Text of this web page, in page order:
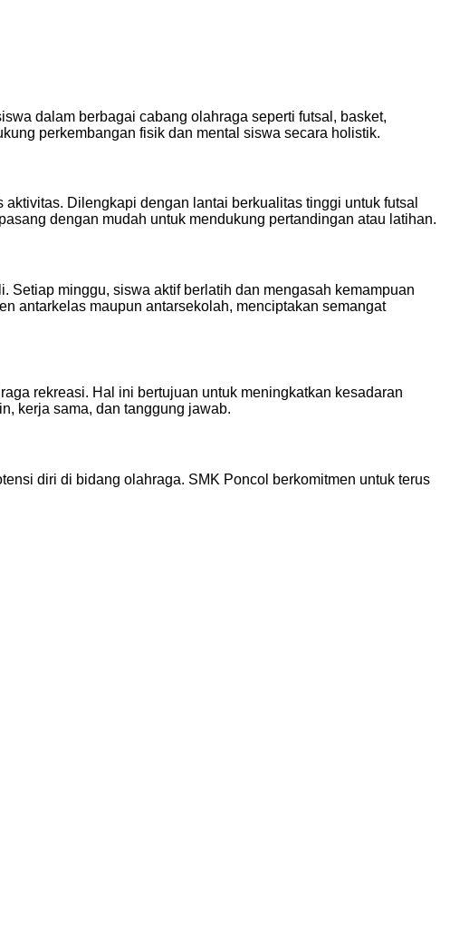
dalam berbagai cabang olahraga seperti futsal, basket,
perkembangan fisik dan mental siswa secara holistik.
Dilengkapi dengan lantai berkualitas tinggi untuk futsal
dengan mudah untuk mendukung pertandingan atau latihan.
Setiap minggu, siswa aktif berlatih dan mengasah kemampuan
antarkelas maupun antarsekolah, menciptakan semangat
rekreasi. Hal ini bertujuan untuk meningkatkan kesadaran
kerja sama, dan tanggung jawab.
diri di bidang olahraga. SMK Poncol berkomitmen untuk terus